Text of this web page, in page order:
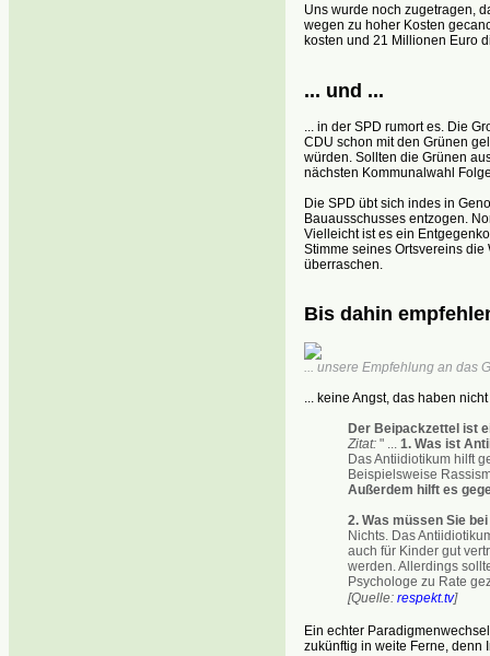
Uns wurde noch zugetragen,
wegen zu hoher Kosten
kosten und 21 Millionen Euro
... und ...
... in der SPD rumort es. Die
CDU schon mit den Grünen
würden. Sollten die Grünen
nächsten Kommunalwahl
Die SPD übt sich indes in
Bauausschusses entzogen.
Vielleicht ist es ein
Stimme seines Ortsvereins
überraschen.
Bis dahin
... unsere Empfehlung an das
... keine Angst, das haben
Der Beipackzettel ist
Zitat:" ... 1. Was ist
Das Antiidiotikum hilft
Beispielsweise
Außerdem hilft es
2. Was müssen Sie
Nichts. Das
auch für Kinder gut
werden. Allerdings
Psychologe zu Rate
[Quelle: respekt.tv]
Ein echter
zukünftig in weite Ferne, denn